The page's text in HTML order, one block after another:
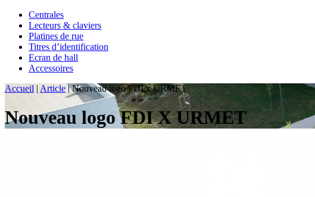
Centrales
Lecteurs & claviers
Platines de rue
Titres d’identification
Ecran de hall
Accessoires
Accueil | Article|Nouveau logo FDI x URMET
Nouveau logo FDI X URMET